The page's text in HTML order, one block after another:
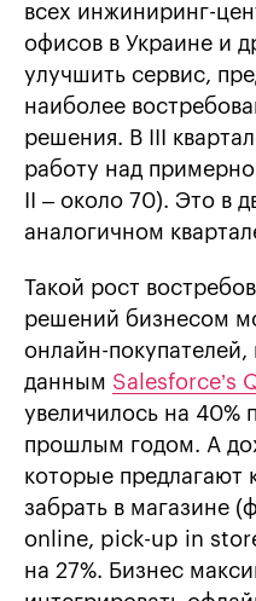
всех инжиниринг-
офисов в Украине и
улучшить сервис,
наиболее
решения. В ІІІ
работу над
ІІ – около 70). Это в
аналогичном
Такой рост
решений бизнесом
онлайн-
данным Salesforce’s
увеличилось на 40%
прошлым годом. А
которые предлагают
забрать в магазине
online, pick-up in
на 27%. Бизнес